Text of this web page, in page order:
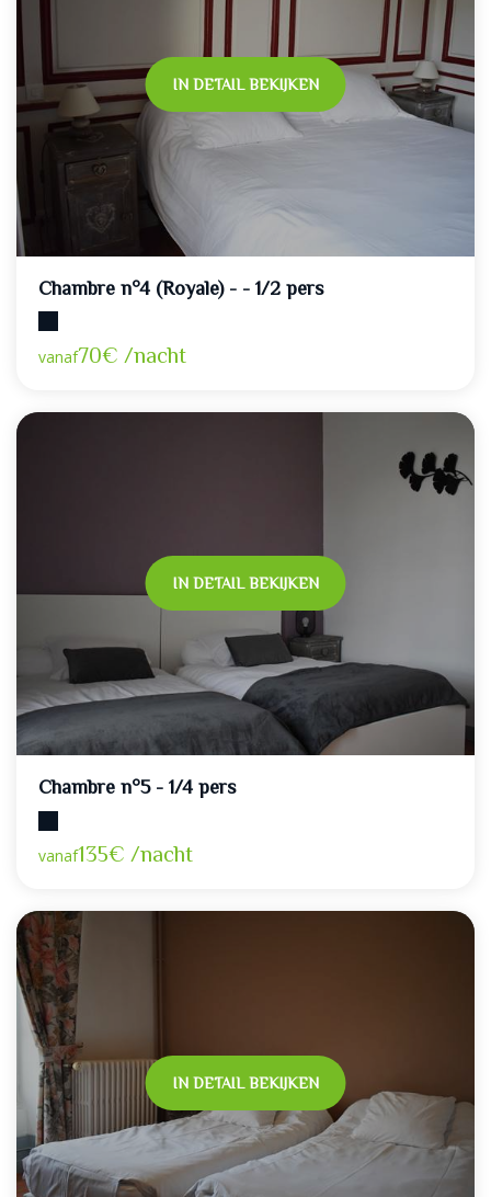
IN DETAIL BEKIJKEN
Chambre n°4 (Royale) - - 1/2 pers
vanaf70€ /nacht
IN DETAIL BEKIJKEN
Chambre n°5 - 1/4 pers
vanaf135€ /nacht
IN DETAIL BEKIJKEN